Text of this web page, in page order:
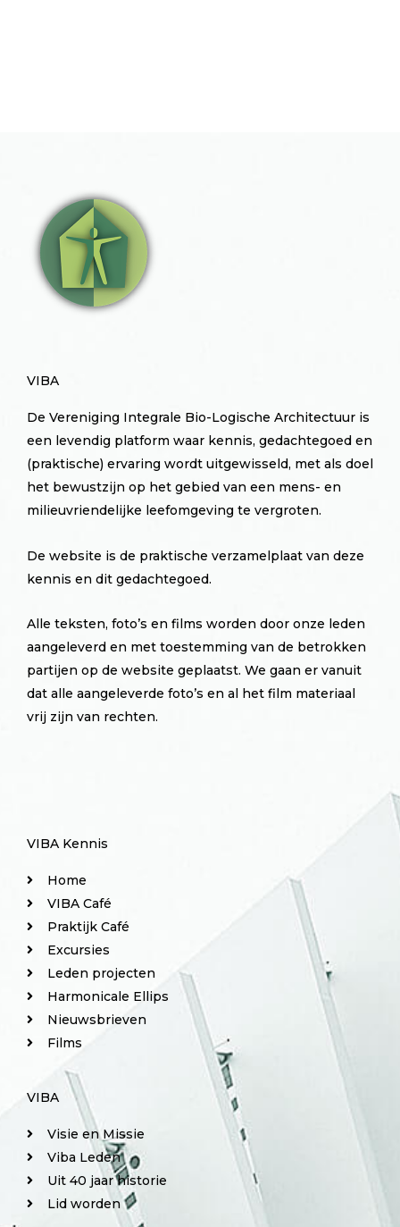
VIBA
De Vereniging Integrale Bio-Logische Architectuur is
een levendig platform waar kennis, gedachtegoed en
(praktische) ervaring wordt uitgewisseld, met als doel
het bewustzijn op het gebied van een mens- en
milieuvriendelijke leefomgeving te vergroten.
De website is de praktische verzamelplaat van deze
kennis en dit gedachtegoed.
Alle teksten, foto’s en films worden door onze leden
aangeleverd en met toestemming van de betrokken
partijen op de website geplaatst. We gaan er vanuit
dat alle aangeleverde foto’s en al het film materiaal
vrij zijn van rechten.
VIBA Kennis
Home
VIBA Café
Praktijk Café
Excursies
Leden projecten
Harmonicale Ellips
Nieuwsbrieven
Films
VIBA
Visie en Missie
Viba Leden
Uit 40 jaar historie
Lid worden